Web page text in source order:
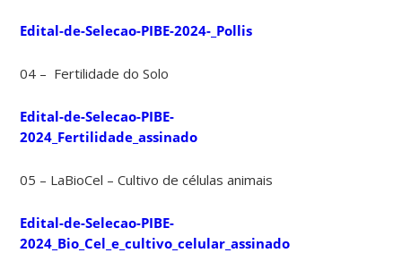
Edital-de-Selecao-PIBE-2024-_Pollis
04 – Fertilidade do Solo
Edital-de-Selecao-PIBE-
2024_Fertilidade_assinado
05 – LaBioCel – Cultivo de células animais
Edital-de-Selecao-PIBE-
2024_Bio_Cel_e_cultivo_celular_assinado